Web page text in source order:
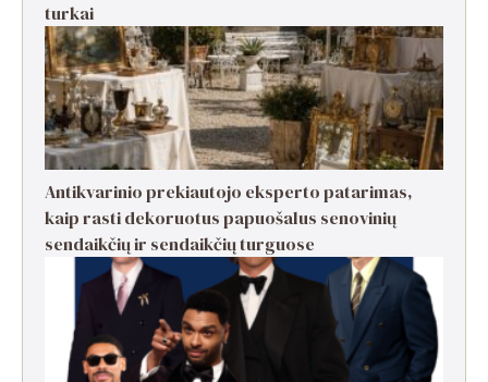
turkai
Antikvarinio prekiautojo eksperto patarimas,
kaip rasti dekoruotus papuošalus senovinių
sendaikčių ir sendaikčių turguose